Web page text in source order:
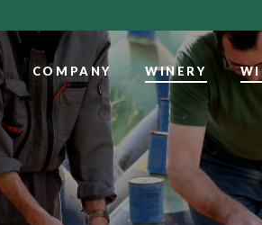
COMPANY WINERY